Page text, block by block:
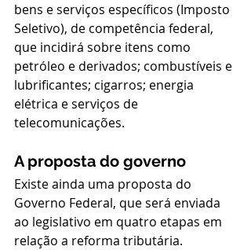
bens e serviços específicos (Imposto
Seletivo), de competência federal,
que incidirá sobre itens como
petróleo e derivados; combustíveis e
lubrificantes; cigarros; energia
elétrica e serviços de
telecomunicações.
A proposta do governo
Existe ainda uma proposta do
Governo Federal, que será enviada
ao legislativo em quatro etapas em
relação a reforma tributária.